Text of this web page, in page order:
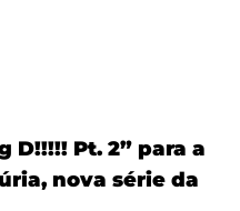
D!!!!! Pt. 2” para a
nova série da